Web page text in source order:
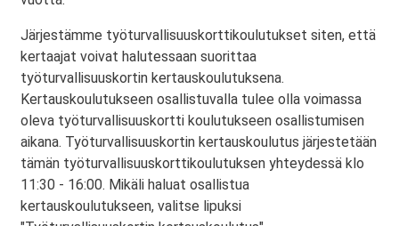
Järjestämme työturvallisuuskorttikoulutukset siten, että
kertaajat voivat halutessaan suorittaa
työturvallisuuskortin kertauskoulutuksena.
Kertauskoulutukseen osallistuvalla tulee olla voimassa
oleva työturvallisuuskortti koulutukseen osallistumisen
aikana. Työturvallisuuskortin kertauskoulutus järjestetään
tämän työturvallisuuskorttikoulutuksen yhteydessä klo
11:30 - 16:00. Mikäli haluat osallistua
kertauskoulutukseen, valitse lipuksi